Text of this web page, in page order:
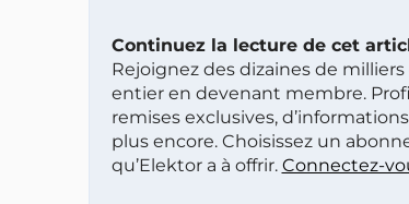
Continuez la lecture de cet
Rejoignez des dizaines de
entier en devenant membre.
remises exclusives,
plus encore. Choisissez un
qu’Elektor a à offrir. Connectez-